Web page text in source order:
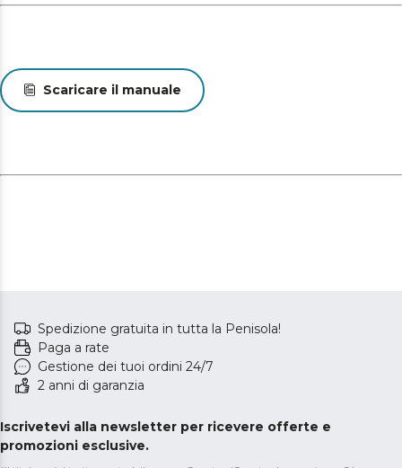
Scaricare il manuale
Spedizione gratuita in tutta la Penisola!
Paga a rate
Gestione dei tuoi ordini 24/7
2 anni di garanzia
Iscrivetevi alla newsletter per ricevere offerte e
promozioni esclusive.